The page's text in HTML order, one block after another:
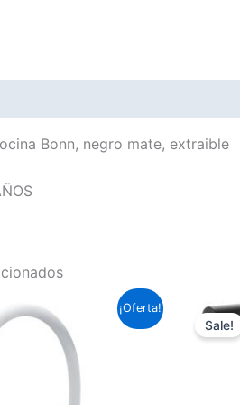
Bonn, negro mate, extraible
¡Oferta!
€.
precio
actual
130,76 €.
Sale!